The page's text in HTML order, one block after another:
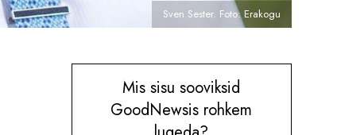
Sven Sester. Foto: Erakogu
Mis sisu sooviksid
GoodNewsis rohkem